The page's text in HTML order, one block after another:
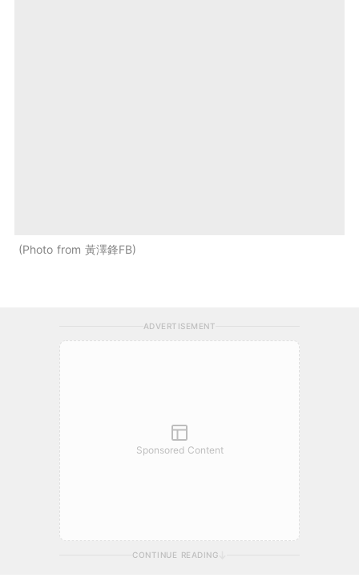
Photo from 黃澤鋒FB
ADVERTISEMENT
Sponsored Content
CONTINUE READING